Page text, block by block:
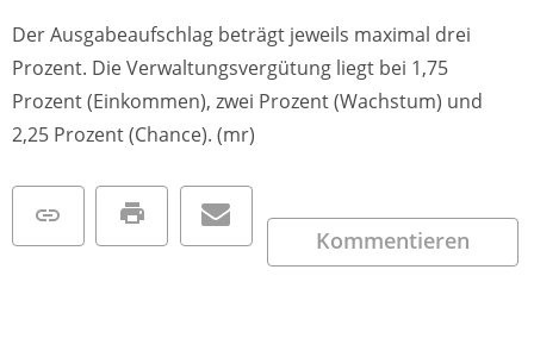
Der Ausgabeaufschlag beträgt jeweils maximal drei
Prozent. Die Verwaltungsvergütung liegt bei 1,75
Prozent (Einkommen), zwei Prozent (Wachstum) und
2,25 Prozent (Chance). (mr)
Kommentieren